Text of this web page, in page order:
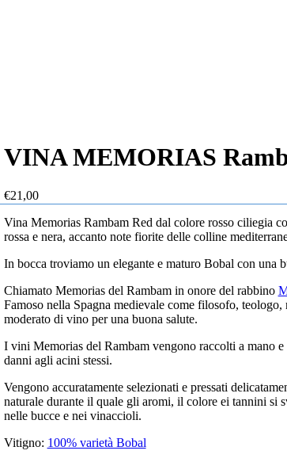
VINA MEMORIAS
€21,00
Vina Memorias Rambam Red dal colore rosso ciliegia
rossa e nera, accanto note fiorite delle colline
In bocca troviamo un elegante e maturo Bobal con una
Chiamato Memorias del Rambam in onore del rabbino
Famoso nella Spagna medievale come filosofo,
moderato di vino per una buona salute.
I vini Memorias del Rambam vengono raccolti a mano
danni agli acini stessi.
Vengono accuratamente selezionati e pressati
naturale durante il quale gli aromi, il colore ei tannini si
nelle bucce e nei vinaccioli.
Vitigno: 100% varietà Bobal